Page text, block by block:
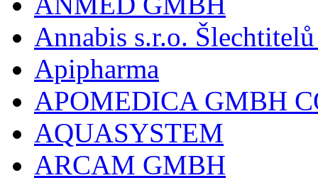
Annabis s.r.o.
Apipharma
APOMEDICA GMBH
AQUASYSTEM
ARCAM GMBH